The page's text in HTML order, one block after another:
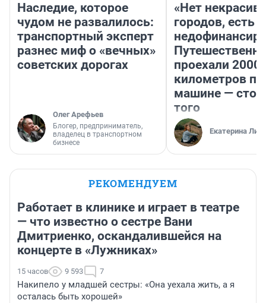
Наследие, которое
чудом не развалилось:
транспортный эксперт
разнес миф о «вечных»
советских дорогах
Олег Арефьев
Блогер, предприниматель,
владелец в транспортном
бизнесе
«Нет
городов, есть
проехали 2000
километров по
машине —
того
Екатерина
РЕКОМЕНДУЕМ
Работает в клинике и играет в театре
— что известно о сестре Вани
Дмитриенко, оскандалившейся на
концерте в «Лужниках»
15 часов 9 593 7
Накипело у младшей сестры: «Она уехала жить, а я
осталась быть хорошей»